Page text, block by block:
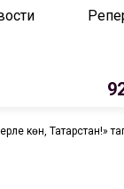
көн, Татарстан!»